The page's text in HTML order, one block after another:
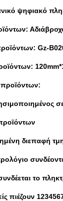
ψηφιακό
Gz-
διεπαφή
το
πιέζουν